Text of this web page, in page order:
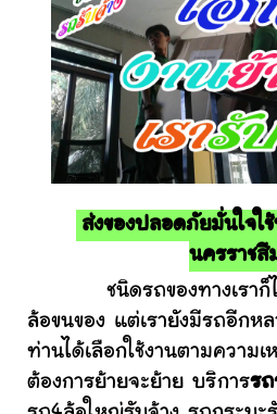
ส่งของปลอดภัยมั่นใจใ
นครราชสี
ชนิดรถของทางเราก็ไม่
ล้อขนของ แต่เรายังมีรถอีกห
ท่านได้เลือกใช้งานตามความ
ต้องการย้ายจะย้าย บริการรถ